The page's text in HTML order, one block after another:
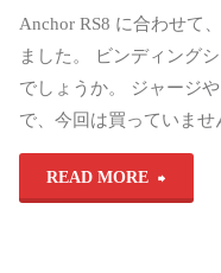
自転車(Cycling)
anchor/ loadbike /top
2014年5月26日, 10:36
Anchor RS8 に合わせて
ました。 ビンディング
でしょうか。 ジャージ
で、今回は買っていま
READ MORE